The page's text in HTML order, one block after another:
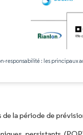
responsabilité : les principaux
de la période de